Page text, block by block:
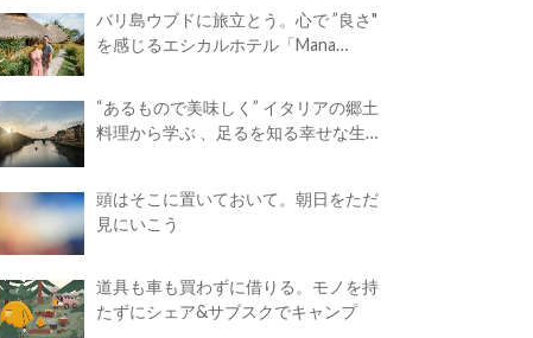
バリ島ウブドに旅立とう。心で ”良さ"
を感じるエシカルホテル「Mana
“あるもので美味しく” イタリアの郷土
料理から学ぶ 、足るを知る幸せな生き
頭はそこに置いておいて。朝日をただ
見にいこう
道具も車も買わずに借りる。モノを持
たずにシェア&サブスクでキャンプ